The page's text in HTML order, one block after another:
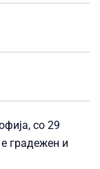
со 29
градежен и